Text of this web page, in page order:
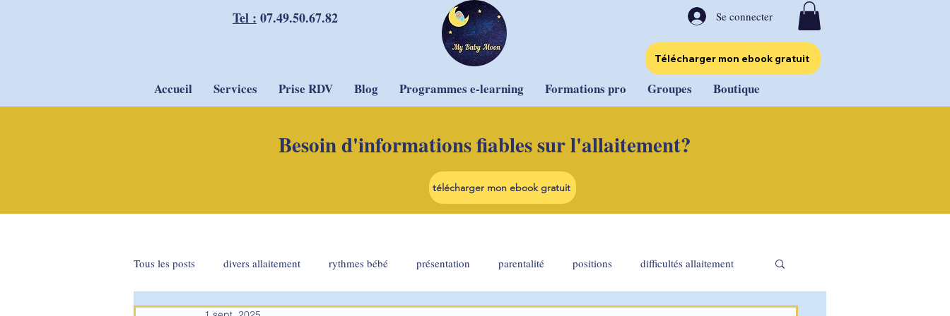
Tel : 07.49.50.67.82 Se connecter
Télécharger mon ebook gratuit
Accueil Services Prise RDV Blog Programmes e-learning Formations pro Groupes Boutique
Besoin d'informations fiables sur l'allaitement?
télécharger mon ebook gratuit
Tous les posts divers allaitement rythmes bébé présentation parentalité positions difficultés allaitement